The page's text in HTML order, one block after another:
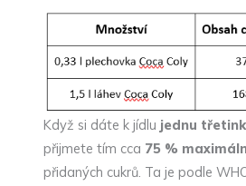
Když si dáte k jídlu jednu
přijmete tím cca 75 %
přidaných cukrů. Ta je podle